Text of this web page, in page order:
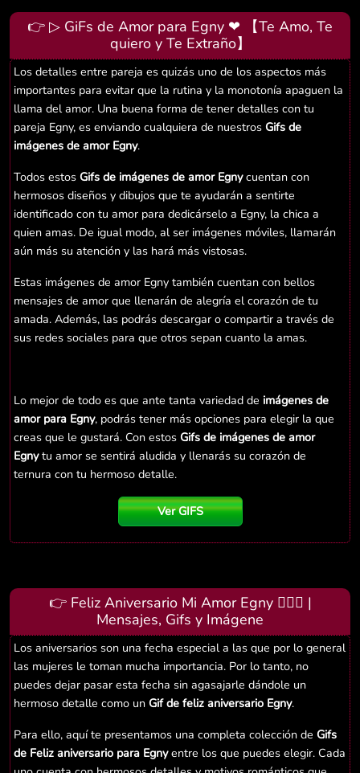
👉 ▷ GiFs de Amor para Egny ❤ 【Te Amo, Te
quiero y Te Extraño】
Los detalles entre pareja es quizás uno de los aspectos más
importantes para evitar que la rutina y la monotonía apaguen la
llama del amor. Una buena forma de tener detalles con tu
pareja Egny, es enviando cualquiera de nuestros Gifs de
imágenes de amor Egny.
Todos estos Gifs de imágenes de amor Egnycuentan con
hermosos diseños y dibujos que te ayudarán a sentirte
identificado con tu amor para dedicárselo a Egny, la chica a
quien amas. De igual modo, al ser imágenes móviles, llamarán
aún más su atención y las hará más vistosas.
Estas imágenes de amor Egny también cuentan con bellos
mensajes de amor que llenarán de alegría el corazón de tu
amada. Además, las podrás descargar o compartir a través de
sus redes sociales para que otros sepan cuanto la amas.
Lo mejor de todo es que ante tanta variedad de imágenes de
amor para Egny, podrás tener más opciones para elegir la que
creas que le gustará. Con estos Gifs de imágenes de amor
Egnytu amor se sentirá aludida y llenarás su corazón de
ternura con tu hermoso detalle.
Ver GIFS
👉 Feliz Aniversario Mi Amor Egny 👨‍❤️‍👨 |
Mensajes, Gifs y Imágene
Los aniversarios son una fecha especial a las que por lo general
las mujeres le toman mucha importancia. Por lo tanto, no
puedes dejar pasar esta fecha sin agasajarle dándole un
hermoso detalle como un Gif de feliz aniversario Egny.
Para ello, aquí te presentamos una completa colección de Gifs
de Feliz aniversario para Egnyentre los que puedes elegir. Cada